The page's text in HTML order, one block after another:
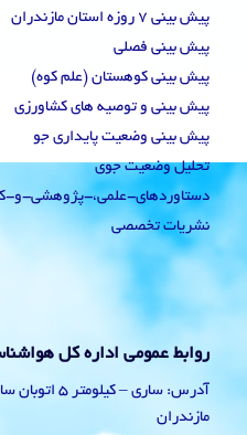
پیش بینی 7 روزه استان مازندران
پیش بینی فصلی
پیش بینی کوهستان (علم کوه)
پیش بینی و توصیه های کشاورزی
پیش بینی وضعیت پایداری جو
تحلیل وضعیت جوی
دستاوردهای-علمی،-پژوهشی-و-
نشریات تخصصی
روابط عمومی اداره کل
آدرس: ساری –
مازندران